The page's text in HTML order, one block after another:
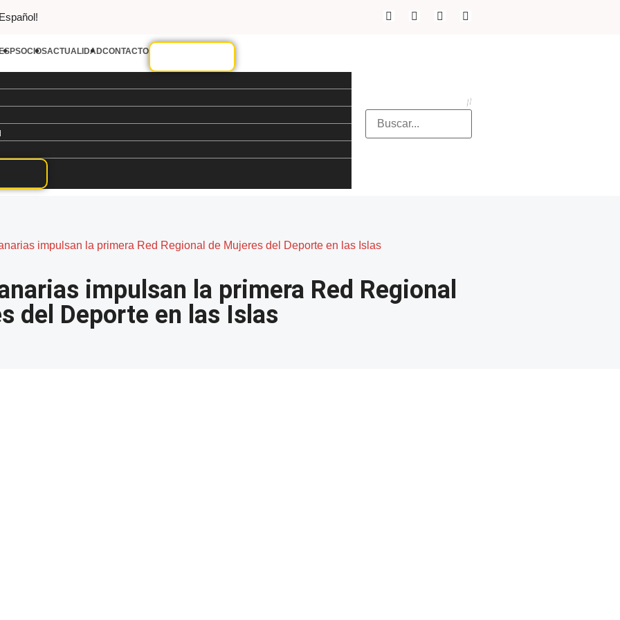
SOCIOSACTUALIDADCONTACTO
impulsan la primera Red Regional de Mujeres del Deporte en las Islas
impulsan la primera Red Regional
del Deporte en las Islas